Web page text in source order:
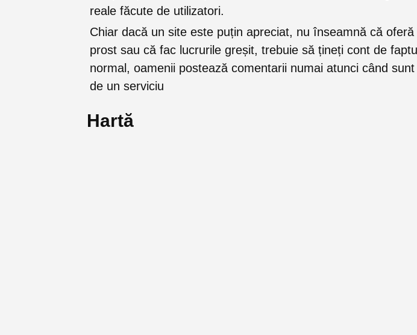
reale făcute de utilizatori.
Chiar dacă un site este puțin apreciat, nu înseamnă că oferă
prost sau că fac lucrurile greșit, trebuie să țineți cont de
normal, oamenii postează comentarii numai atunci când
de un serviciu
Hartă